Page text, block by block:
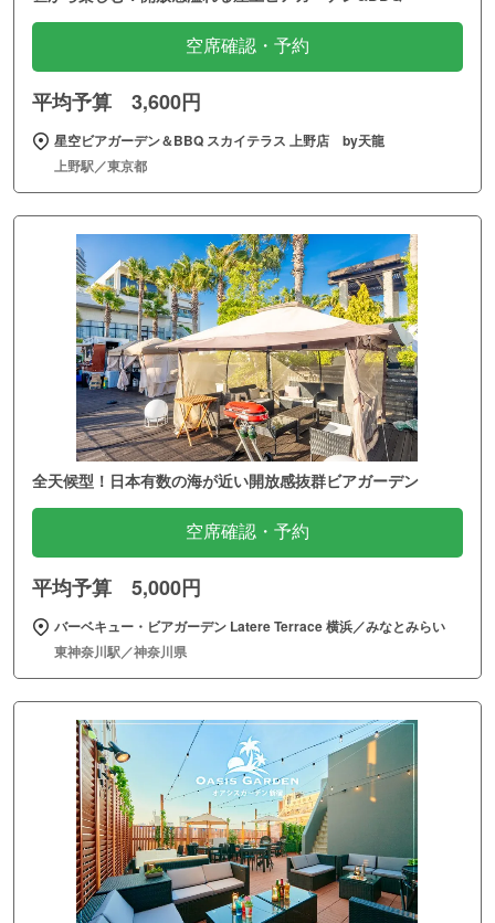
空席確認・予約
平均予算 3,600円
星空ビアガーデン＆BBQ スカイテラス 上野店 by天龍
上野駅／東京都
全天候型！日本有数の海が近い開放感抜群ビアガーデン
空席確認・予約
平均予算 5,000円
バーベキュー・ビアガーデン Latere Terrace 横浜／みなとみらい
東神奈川駅／神奈川県